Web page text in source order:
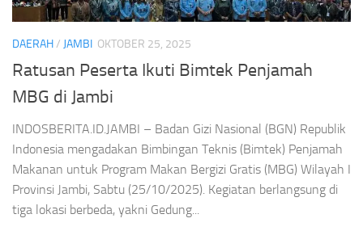
DAERAH/ JAMBI OKTOBER 25, 2025
Ratusan Peserta Ikuti Bimtek Penjamah
MBG di Jambi
INDOSBERITA.ID.JAMBI – Badan Gizi Nasional (BGN) Republik
Indonesia mengadakan Bimbingan Teknis (Bimtek) Penjamah
Makanan untuk Program Makan Bergizi Gratis (MBG) Wilayah I
Provinsi Jambi, Sabtu (25/10/2025). Kegiatan berlangsung di
tiga lokasi berbeda, yakni Gedung...